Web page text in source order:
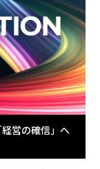
営の確信」へ